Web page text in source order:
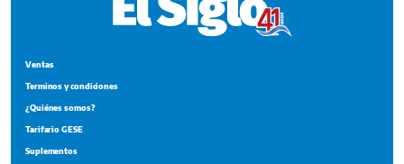
Ventas
Terminos y condiciones
¿Quiénes somos?
Tarifario GESE
Suplementos